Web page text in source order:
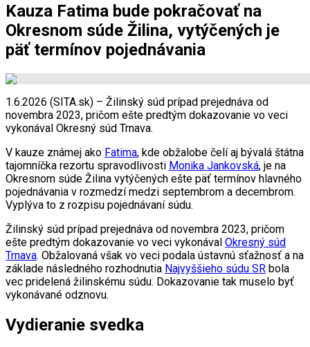
Kauza Fatima bude pokračovať na
Okresnom súde Žilina, vytýčených je
päť termínov pojednávania
1.6.2026 (SITA.sk) – Žilinský súd prípad prejednáva od
novembra 2023, pričom ešte predtým dokazovanie vo veci
vykonával Okresný súd Trnava.
V kauze známej ako Fatima, kde obžalobe čelí aj bývalá štátna
tajomníčka rezortu spravodlivosti Monika Jankovská, je na
Okresnom súde Žilina vytýčených ešte päť termínov hlavného
pojednávania v rozmedzí medzi septembrom a decembrom.
Vyplýva to z rozpisu pojednávaní súdu.
Žilinský súd prípad prejednáva od novembra 2023, pričom
ešte predtým dokazovanie vo veci vykonával Okresný súd
Trnava. Obžalovaná však vo veci podala ústavnú sťažnosť a na
základe následného rozhodnutia Najvyššieho súdu SR bola
vec pridelená žilinskému súdu. Dokazovanie tak muselo byť
vykonávané odznovu.
Vydieranie svedka